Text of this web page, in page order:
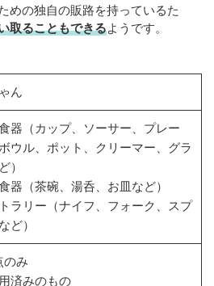
めの独自の販路を持っているた
取ることもできるようです。
ん
器（カップ、ソーサー、プレー
ウル、ポット、クリーマー、グラ
）
器（茶碗、湯呑、お皿など）
ラリー（ナイフ、フォーク、スプ
ど）
のみ
済みのもの